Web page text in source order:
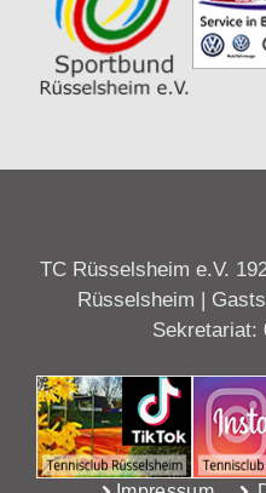
TC Rüsselsheim e.V.
Rüsselsheim |
Sekretariat: